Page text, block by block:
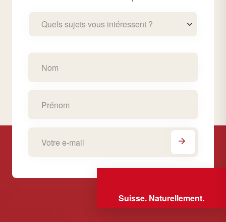
Quels sujets vous intéressent ?
Suisse. Naturellement.